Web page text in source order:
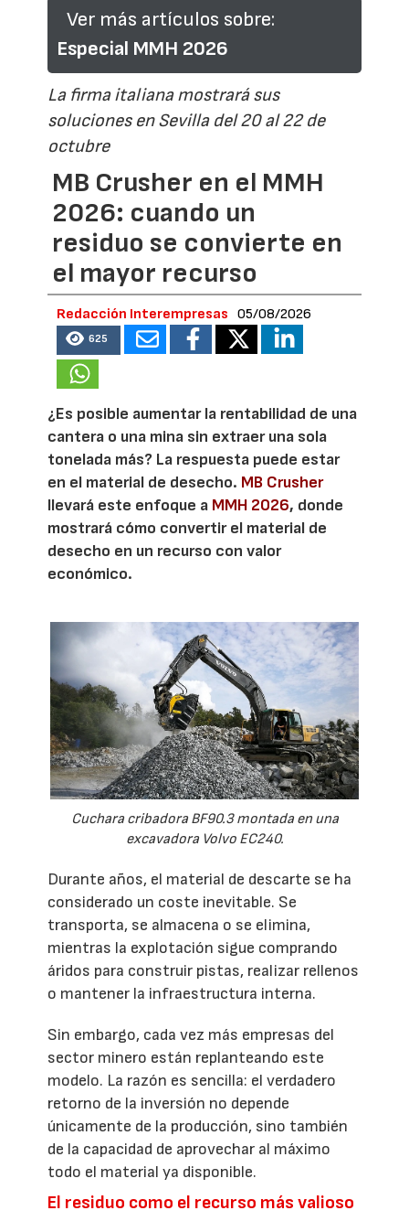
Ver más artículos sobre:
Especial MMH 2026
La firma italiana mostrará sus
soluciones en Sevilla del 20 al 22 de
octubre
MB Crusher en el MMH
2026: cuando un
residuo se convierte en
el mayor recurso
Redacción Interempresas 05/08/2026
625
¿Es posible aumentar la rentabilidad de una
cantera o una mina sin extraer una sola
tonelada más? La respuesta puede estar
en el material de desecho. MB Crusher
llevará este enfoque a MMH 2026, donde
mostrará cómo convertir el material de
desecho en un recurso con valor
económico.
Cuchara cribadora BF90.3 montada en una
excavadora Volvo EC240.
Durante años, el material de descarte se ha
considerado un coste inevitable. Se
transporta, se almacena o se elimina,
mientras la explotación sigue comprando
áridos para construir pistas, realizar rellenos
o mantener la infraestructura interna.
Sin embargo, cada vez más empresas del
sector minero están replanteando este
modelo. La razón es sencilla: el verdadero
retorno de la inversión no depende
únicamente de la producción, sino también
de la capacidad de aprovechar al máximo
todo el material ya disponible.
El residuo como el recurso más valioso